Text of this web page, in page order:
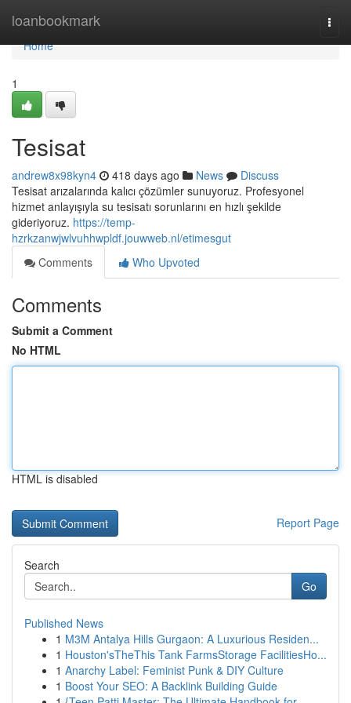
loanbookmark
Home
Home
1
Tesisat
andrew8x98kyn4 418 days ago News
Discuss
Tesisat arızalarında kalıcı çözümler sunuyoruz. Profesyonel
hizmet anlayışıyla su tesisatı sorunlarını en hızlı şekilde
gideriyoruz. https://temp-
hzrkzanwjwlvuhhwpldf.jouwweb.nl/etimesgut
Comments
Who Upvoted
Comments
Submit a Comment
No HTML
HTML is disabled
Report Page
Search
Go
Published News
1 M3M Antalya Hills Gurgaon: A Luxurious Residen...
1 Houston'sTheThis Tank FarmsStorage FacilitiesHo...
1 Anarchy Label: Feminist Punk & DIY Culture
1 Boost Your SEO: A Backlink Building Guide